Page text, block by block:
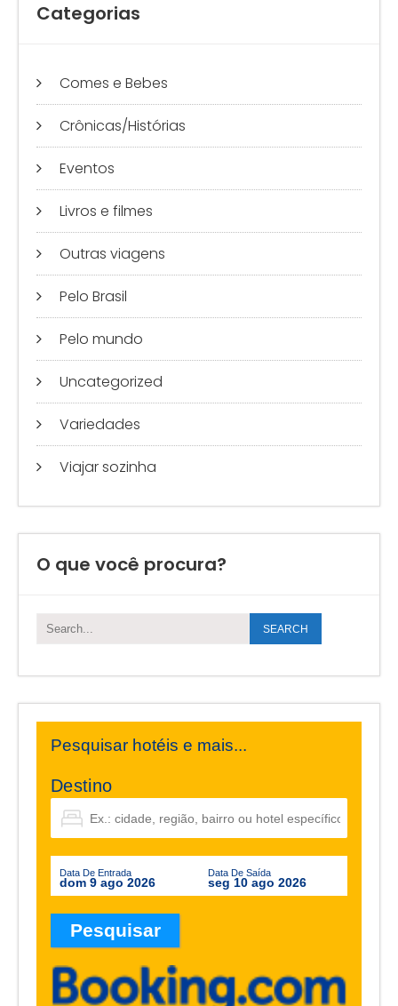
Categorias
Comes e Bebes
Crônicas/Histórias
Eventos
Livros e filmes
Outras viagens
Pelo Brasil
Pelo mundo
Uncategorized
Variedades
Viajar sozinha
O que você procura?
Pesquisar hotéis e mais...
Destino
Data De Entrada
dom 9 ago 2026
Data De Saída
seg 10 ago 2026